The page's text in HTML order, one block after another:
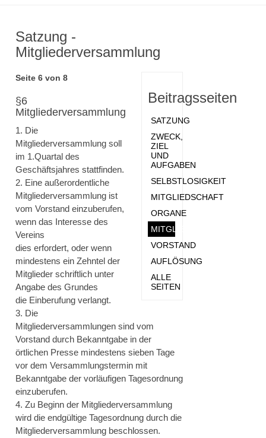
Satzung -
Mitgliederversammlung
Beitragsseiten
SATZUNG
ZWECK,
ZIEL
UND
AUFGABEN
SELBSTLOSIGKEIT
MITGLIEDSCHAFT
ORGANE
MITGLIEDERVERSAMMLUNG
VORSTAND
AUFLÖSUNG
ALLE
SEITEN
Seite 6 von 8
§6
Mitgliederversammlung
1. Die
Mitgliederversammlung soll
im 1.Quartal des
Geschäftsjahres stattfinden.
2. Eine außerordentliche
Mitgliederversammlung ist
vom Vorstand einzuberufen,
wenn das Interesse des
Vereins
dies erfordert, oder wenn
mindestens ein Zehntel der
Mitglieder schriftlich unter
Angabe des Grundes
die Einberufung verlangt.
3. Die
Mitgliederversammlungen sind vom
Vorstand durch Bekanntgabe in der
örtlichen Presse mindestens sieben Tage
vor dem Versammlungstermin mit
Bekanntgabe der vorläufigen Tagesordnung
einzuberufen.
4. Zu Beginn der Mitgliederversammlung
wird die endgültige Tagesordnung durch die
Mitgliederversammlung beschlossen.